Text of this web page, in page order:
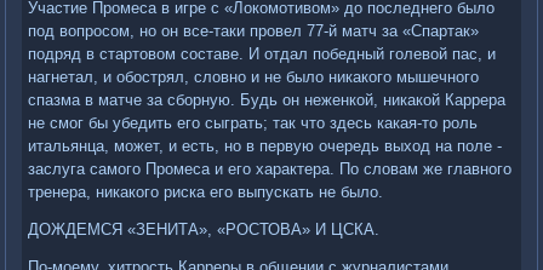
Участие Промеса в игре с «Локомотивом» до последнего было
под вопросом, но он все-таки провел 77-й матч за «Спартак»
подряд в стартовом составе. И отдал победный голевой пас, и
нагнетал, и обострял, словно и не было никакого мышечного
спазма в матче за сборную. Будь он неженкой, никакой Каррера
не смог бы убедить его сыграть; так что здесь какая-то роль
итальянца, может, и есть, но в первую очередь выход на поле -
заслуга самого Промеса и его характера. По словам же главного
тренера, никакого риска его выпускать не было.
ДОЖДЕМСЯ «ЗЕНИТА», «РОСТОВА» И ЦСКА.